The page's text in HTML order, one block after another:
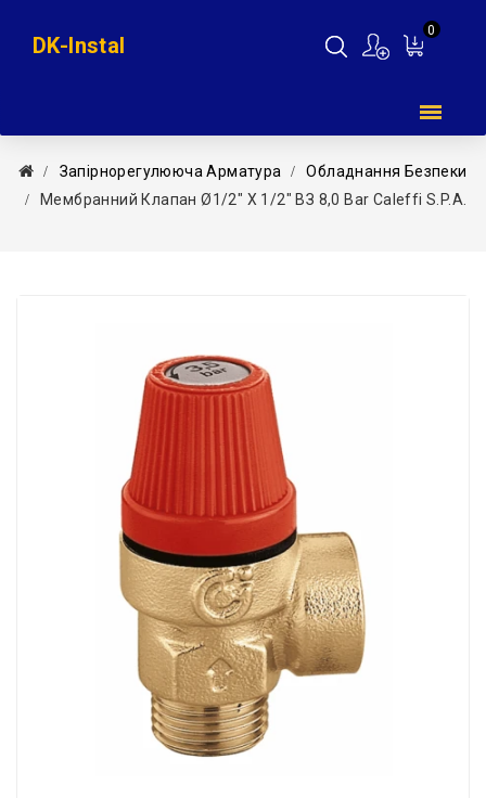
0
DK-Instal
Запірнорегулююча Арматура
Обладнання Безпеки
Мембранний Клапан Ø1/2″ Х 1/2″ ВЗ 8,0 Bar Caleffi S.p.a.